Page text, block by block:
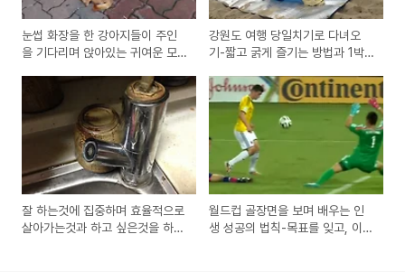
눈썹 화장을 한 강아지들이 주인
을 기다리며 앉아있는 귀여운 모
강원도 여행 당일치기로 다녀오
기-짧고 굵게 즐기는 방법과 1박2
잘 하는것에 집중하며 효율적으로
살아가는것과 하고 싶은것을 하면
월드컵 골장면을 보며 배우는 인
생 성공의 법칙-목표를 잊고, 이